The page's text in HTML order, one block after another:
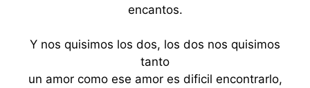
encantos.
Y nos quisimos los dos, los dos nos quisimos
tanto
un amor como ese amor es dificil encontrarlo,